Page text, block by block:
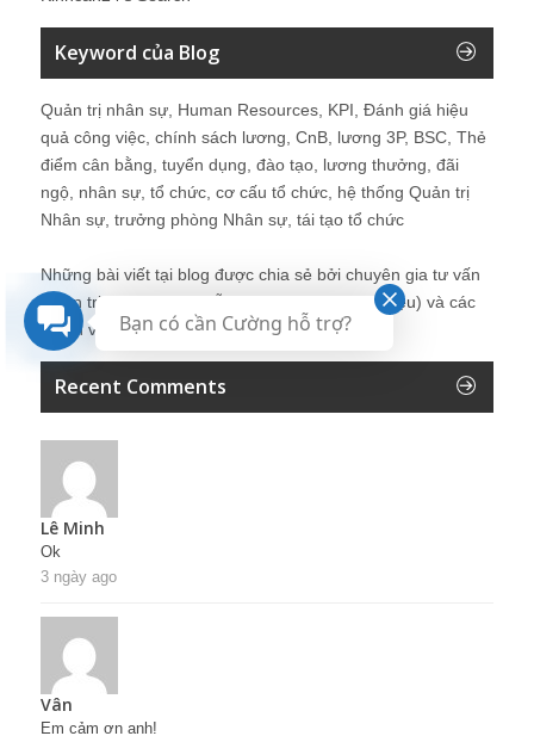
Keyword của Blog
Quản trị nhân sự, Human Resources, KPI, Đánh giá hiệu
quả công việc, chính sách lương, CnB, lương 3P, BSC, Thẻ
điểm cân bằng, tuyển dụng, đào tạo, lương thưởng, đãi
ngộ, nhân sự, tổ chức, cơ cấu tổ chức, hệ thống Quản trị
Nhân sự, trưởng phòng Nhân sự, tái tạo tổ chức
Những bài viết tại blog được chia sẻ bởi chuyên gia tư vấn
Quản trị Nhân sự Nguyễn Hùng Cường (giới thiệu) và các
thành viên khác trong cộng đồng Nhân sự.
Recent Comments
Lê Minh
Ok
3 ngày ago
Vân
Em cảm ơn anh!
Bạn có cần Cường hỗ trợ?